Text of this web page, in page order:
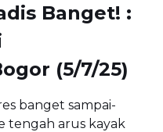
Banget! :
(5/7/25)
banget sampai-
tengah arus kayak